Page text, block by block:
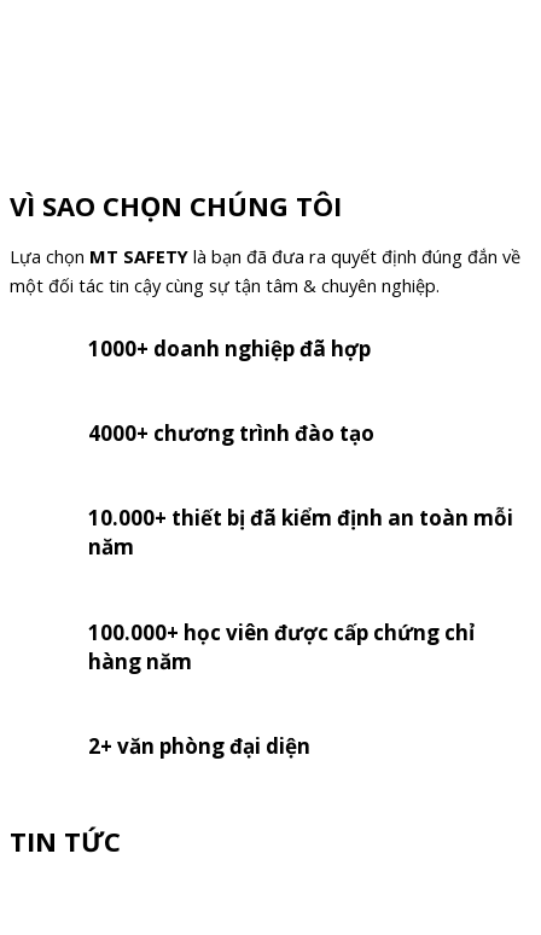
VÌ SAO CHỌN CHÚNG TÔI
Lựa chọn MT SAFETY là bạn đã đưa ra quyết định đúng đắn về
một đối tác tin cậy cùng sự tận tâm & chuyên nghiệp.
1000+ doanh nghiệp đã hợp
4000+ chương trình đào tạo
10.000+ thiết bị đã kiểm định an toàn mỗi
năm
100.000+ học viên được cấp chứng chỉ
hàng năm
2+ văn phòng đại diện
TIN TỨC